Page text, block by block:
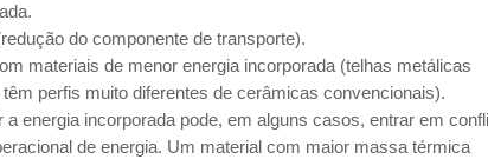
do componente de transporte).
materiais de menor energia incorporada (telhas metálicas
perfis muito diferentes de cerâmicas convencionais).
a energia incorporada pode, em alguns casos, entrar em
de energia. Um material com maior massa térmica